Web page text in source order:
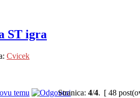
ST igra
Cvicek
Stranica: 4/4. [ 48